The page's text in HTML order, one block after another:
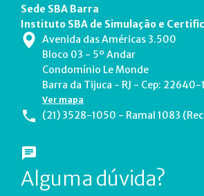
Sede SBA Barra
Instituto SBA de Simulação e
Avenida das Américas 3.500
Bloco 03 - 5º Andar
Condomínio Le Monde
Barra da Tijuca - RJ - Cep: 22640-
Ver mapa
(21) 3528-1050 - Ramal 1083
Alguma dúvida?